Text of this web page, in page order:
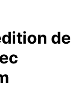
de